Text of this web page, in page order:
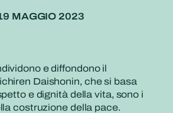
MAGGIO 2023
e diffondono il
Daishonin, che si basa
e dignità della vita, sono i
costruzione della pace.